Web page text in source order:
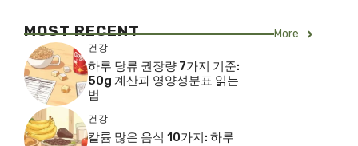
MOST RECENT More
건강
하루 당류 권장량 7가지 기준:
50g 계산과 영양성분표 읽는
법
건강
칼륨 많은 음식 10가지: 하루